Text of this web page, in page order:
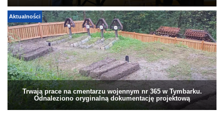
Aktualności
Trwają prace na cmentarzu wojennym nr 365 w Tymbarku.
Odnaleziono oryginalną dokumentację projektową